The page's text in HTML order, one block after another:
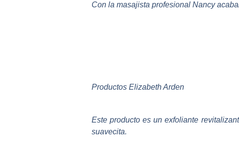
Con la masajista profesional Nancy
Productos Elizabeth Arden
Este producto es un exfoliante
suavecita.